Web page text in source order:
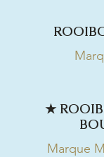
★
Marque